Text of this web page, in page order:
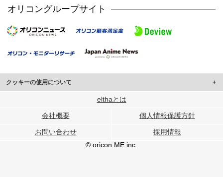
オリコングループサイト
クッキーの使用について
このサイトでは Cookie を使用して、ユーザーに合わせたコンテンツや広告の
行っています。
メディアや広告配信、データ解析の各パートナーに提供しています。
各パートナーは、この情報とユーザーが各パートナーに提供した他の情報や、
ユーザーが各パートナーのサービスを使用したときに収集した他の情報を組み
elthaとは
会社概要 個人情報保護方針
お問い合わせ
採用情報
© oricon ME inc.